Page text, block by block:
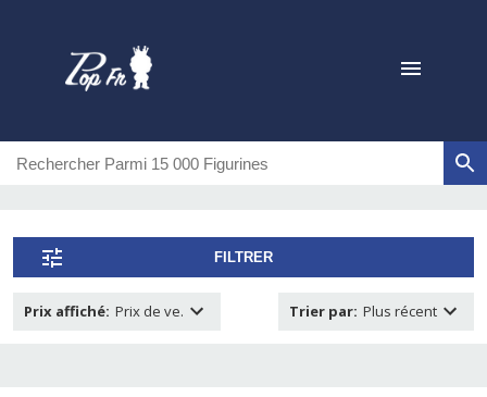
FILTRER
Prix affiché: Prix de ve. Trier par: Plus récent